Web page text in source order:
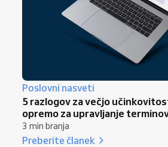
Poslovni nasveti
5 razlogov za večjo
opremo za upravljanje
3 min branja
Preberite članek